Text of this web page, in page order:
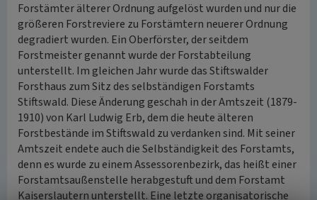
Forstämter älterer Ordnung aufgelöst wurden und nur die
größeren Forstreviere zu Forstämtern neuerer Ordnung
degradiert wurden. Ein Oberförster, der seitdem
Forstmeister genannt wurde der Forstabteilung
unterstellt. Im gleichen Jahr wurde das Stiftswalder
Forsthaus zum Sitz des selbständigen Forstamts
Stiftswald. Diese Änderung geschah in der Amtszeit (1879-
1910) von Karl Ludwig Erb, dem die heute älteren
Forstbestände im Stiftswald zu verdanken sind. Mit seiner
Amtszeit endete auch die Selbständigkeit des Forstamts,
denn es wurde zu einem Assessorenbezirk, das heißt einer
Forstamtsaußenstelle herabgestuft und dem Forstamt
Kaiserslautern unterstellt. Eine letzte organisatorische